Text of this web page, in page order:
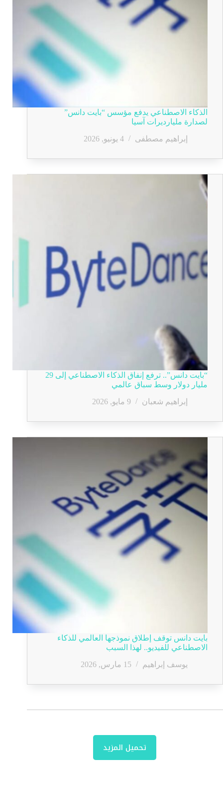
الذكاء الاصطناعي يدفع مؤسس “بايت دانس”
لصدارة مليارديرات آسيا
إبراهيم مصطفى
4 يونيو, 2026
“بايت دانس”.. ترفع إنفاق الذكاء الاصطناعي إلى 29
مليار دولار وسط سباق عالمي
إبراهيم شعبان
9 مايو, 2026
بايت دانس توقف إطلاق نموذجها العالمي للذكاء
الاصطناعي للفيديو.. لهذا السبب
يوسف إبراهيم
15 مارس, 2026
تحميل المزيد